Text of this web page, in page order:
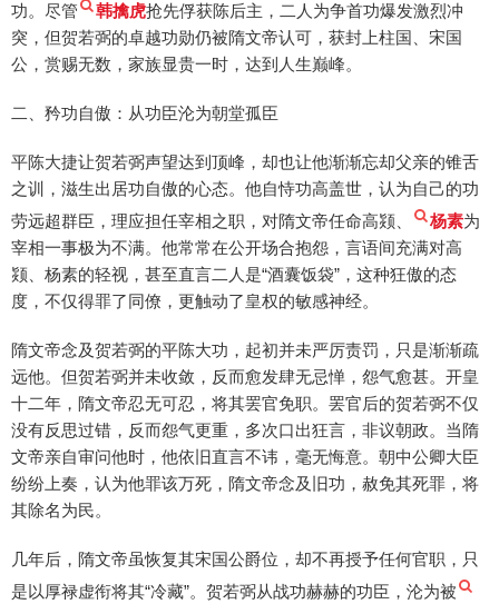
功。尽管
韩擒虎抢先俘获陈后主，二人为争首功爆发激烈冲
突，但贺若弼的卓越功勋仍被隋文帝认可，获封上柱国、宋国
公，赏赐无数，家族显贵一时，达到人生巅峰。
二、矜功自傲：从功臣沦为朝堂孤臣
平陈大捷让贺若弼声望达到顶峰，却也让他渐渐忘却父亲的锥舌
之训，滋生出居功自傲的心态。他自恃功高盖世，认为自己的功
劳远超群臣，理应担任宰相之职，对隋文帝任命高颎、
杨素为
宰相一事极为不满。他常常在公开场合抱怨，言语间充满对高
颎、杨素的轻视，甚至直言二人是“酒囊饭袋”，这种狂傲的态
度，不仅得罪了同僚，更触动了皇权的敏感神经。
隋文帝念及贺若弼的平陈大功，起初并未严厉责罚，只是渐渐疏
远他。但贺若弼并未收敛，反而愈发肆无忌惮，怨气愈甚。开皇
十二年，隋文帝忍无可忍，将其罢官免职。罢官后的贺若弼不仅
没有反思过错，反而怨气更重，多次口出狂言，非议朝政。当隋
文帝亲自审问他时，他依旧直言不讳，毫无悔意。朝中公卿大臣
纷纷上奏，认为他罪该万死，隋文帝念及旧功，赦免其死罪，将
其除名为民。
几年后，隋文帝虽恢复其宋国公爵位，却不再授予任何官职，只
是以厚禄虚衔将其“冷藏”。贺若弼从战功赫赫的功臣，沦为被